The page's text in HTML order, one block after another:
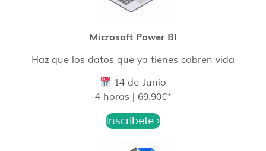
Microsoft Power BI
Haz que los datos que ya tienes cobren vida
14 de Junio
4 horas | 69.90€*
Inscríbete ›